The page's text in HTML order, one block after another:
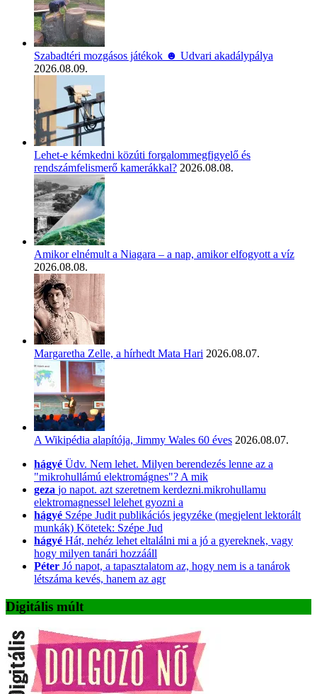
Szabadtéri mozgásos játékok ☻ Udvari akadálypálya
2026.08.09.
Lehet-e kémkedni közúti forgalommegfigyelő és
rendszámfelismerő kamerákkal? 2026.08.08.
Amikor elnémult a Niagara – a nap, amikor elfogyott a víz
2026.08.08.
Margaretha Zelle, a hírhedt Mata Hari 2026.08.07.
A Wikipédia alapítója, Jimmy Wales 60 éves 2026.08.07.
hágyé Üdv. Nem lehet. Milyen berendezés lenne az a
"mikrohullámú elektromágnes"? A mik
geza jo napot. azt szeretnem kerdezni.mikrohullamu
elektromagnessel lelehet gyozni a
hágyé Szépe Judit publikációs jegyzéke (megjelent lektorált
munkák) Kötetek: Szépe Jud
hágyé Hát, nehéz lehet eltalálni mi a jó a gyereknek, vagy
hogy milyen tanári hozzááll
Péter Jó napot, a tapasztalatom az, hogy nem is a tanárok
létszáma kevés, hanem az agr
Digitális múlt